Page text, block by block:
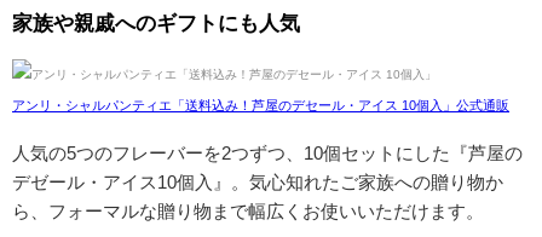
家族や親戚へのギフトにも人気
アンリ・シャルパンティエ「送料込み！芦屋のデセール・アイス 10個入」公式通販
人気の5つのフレーバーを2つずつ、10個セットにした『芦屋の
デゼール・アイス10個入』。気心知れたご家族への贈り物か
ら、フォーマルな贈り物まで幅広くお使いいただけます。